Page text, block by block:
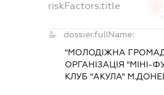
riskFactors.title
dossier.fullName:
"МОЛОДІЖНА
ОРГАНІЗАЦІЯ "МІНІ-
КЛУБ "АКУЛА"